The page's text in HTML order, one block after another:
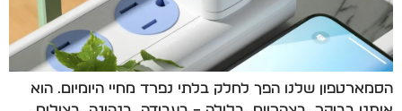
הסמארטפון שלנו הפך לחלק בלתי נפרד מחיי היומיום. הוא